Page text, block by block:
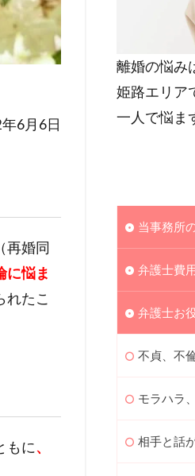
6月6日
再婚同
に悩ま
れたこ
もに、
離婚の悩み
姫路エリア
一人で悩ま
当事務所
弁護士費
弁護士お
不貞、不
モラハラ
相手と話